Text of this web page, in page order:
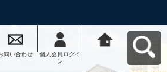
問い合わせ
個人会員ログイ
ン
ナビへ戻る